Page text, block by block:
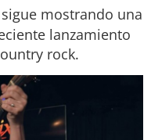
mostrando una
lanzamiento
rock.